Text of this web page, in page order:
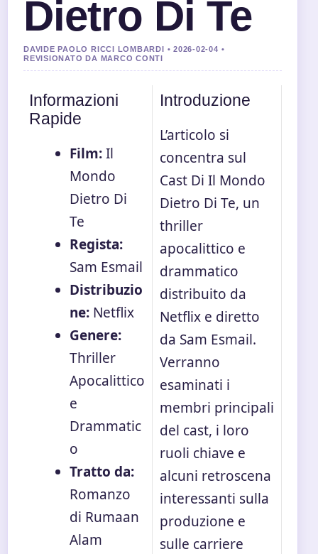
Dietro Di Te
DAVIDE PAOLO RICCI LOMBARDI • 2026-02-04 •
REVISIONATO DA MARCO CONTI
Informazioni
Rapide
Film:Il
Mondo
Dietro Di
Te
Regista:
Sam Esmail
Distribuzio
ne: Netflix
Genere:
Thriller
Apocalittico
e
Drammatic
o
Tratto da:
Romanzo
di Rumaan
Alam
Introduzione
L’articolo si
concentra sul
Cast Di Il Mondo
Dietro Di Te, un
thriller
apocalittico e
drammatico
distribuito da
Netflix e diretto
da Sam Esmail.
Verranno
esaminati i
membri principali
del cast, i loro
ruoli chiave e
alcuni retroscena
interessanti sulla
produzione e
sulle carriere